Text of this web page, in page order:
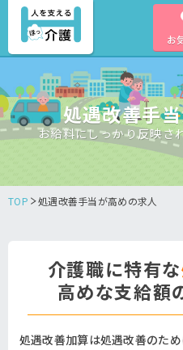
お
処遇改善手
お給料にしっかり反映さ
TOP 処遇改善手当が高めの求人
介護職に特有な
高めな支給額
処遇改善加算は処遇改善のた